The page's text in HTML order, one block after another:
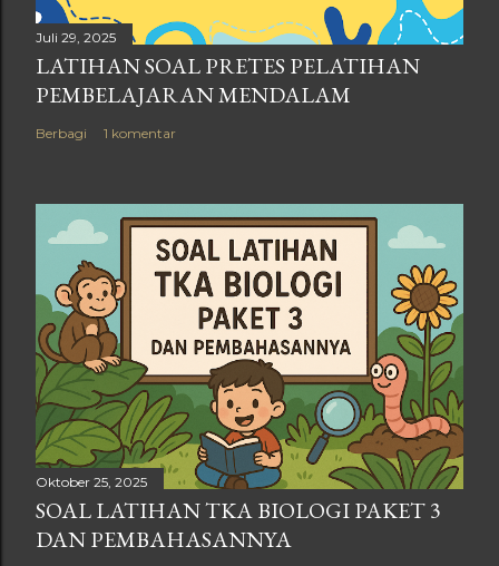
Juli 29, 2025
LATIHAN SOAL PRETES PELATIHAN
PEMBELAJARAN MENDALAM
Berbagi 1 komentar
Oktober 25, 2025
SOAL LATIHAN TKA BIOLOGI PAKET 3
DAN PEMBAHASANNYA